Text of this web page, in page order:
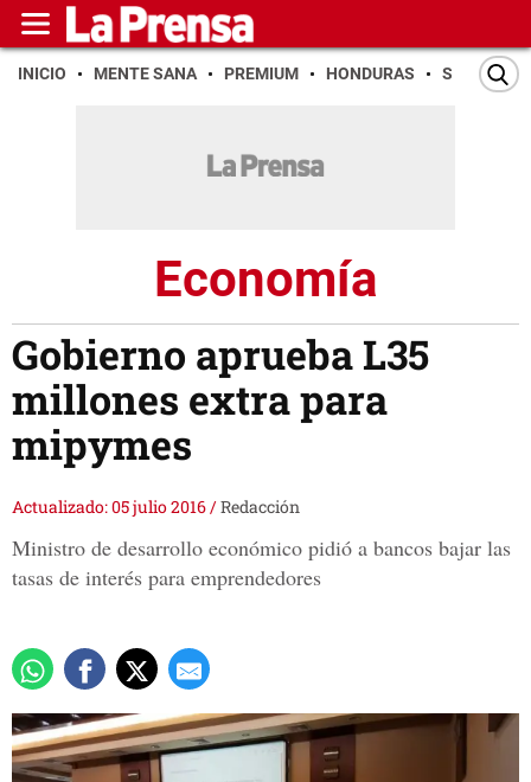
INICIO MENTE SANA PREMIUM HONDURAS SAN PEDRO
Economía
Gobierno aprueba L35
millones extra para
mipymes
Actualizado: 05 julio 2016/Redacción
Ministro de desarrollo económico pidió a bancos bajar las
tasas de interés para emprendedores